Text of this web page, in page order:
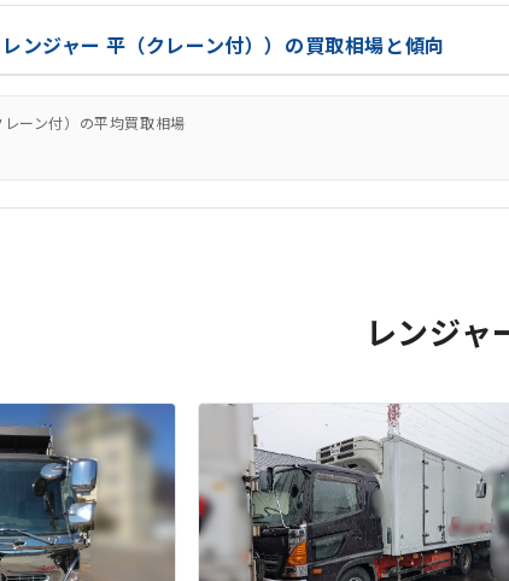
ンジャー 平（クレーン付））の買取相場と傾向
レーン付）の平均買取相場
レンジャ